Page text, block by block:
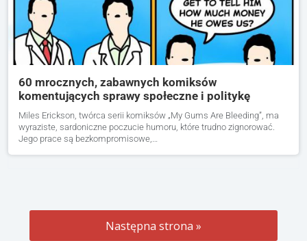
60 mrocznych, zabawnych komiksów
komentujących sprawy społeczne i politykę
Miles Erickson, twórca serii komiksów „My Gums Are Bleeding”, ma
wyraziste, sardoniczne poczucie humoru, które trudno zignorować.
Jego prace są bezkompromisowe,…
Następna strona »